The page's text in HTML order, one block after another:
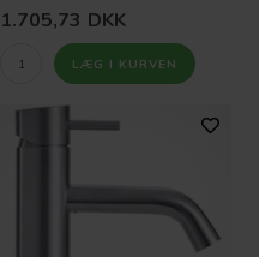
1.705,73 DKK